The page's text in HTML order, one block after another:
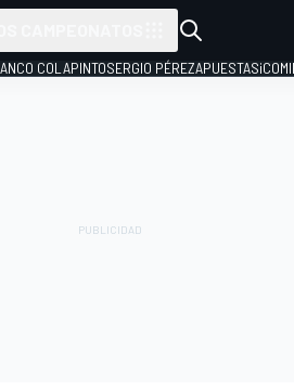
COLAPINTOSERGIO PÉREZAPUESTAS